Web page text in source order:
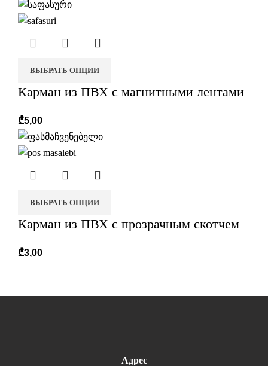
ВЫБРАТЬ ОПЦИИ
Карман из ПВХ с магнитными лентами
₾5,00
ВЫБРАТЬ ОПЦИИ
Карман из ПВХ с прозрачным скотчем
₾3,00
Адрес